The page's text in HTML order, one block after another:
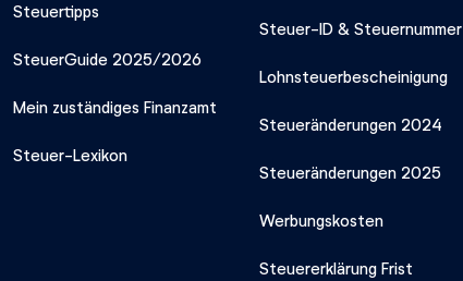
Steuertipps
SteuerGuide 2025/2026
Mein zuständiges Finanzamt
Steuer-Lexikon
Steuer-ID & Steuernummer
Lohnsteuerbescheinigung
Steueränderungen 2024
Steueränderungen 2025
Werbungskosten
Steuererklärung Frist